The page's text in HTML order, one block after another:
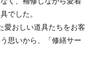
でした。
愛おしい道具たちをお客
思いから、「修繕サー